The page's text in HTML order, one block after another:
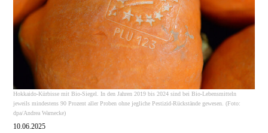
Hokkaido-Kürbisse mit Bio-Siegel. In den Jahren 2019 bis 2024 sind bei Bio-Lebensmitteln
jeweils mindestens 90 Prozent aller Proben ohne jegliche Pestizid-Rückstände gewesen. (Foto:
dpa/Andrea Warnecke)
10.06.2025